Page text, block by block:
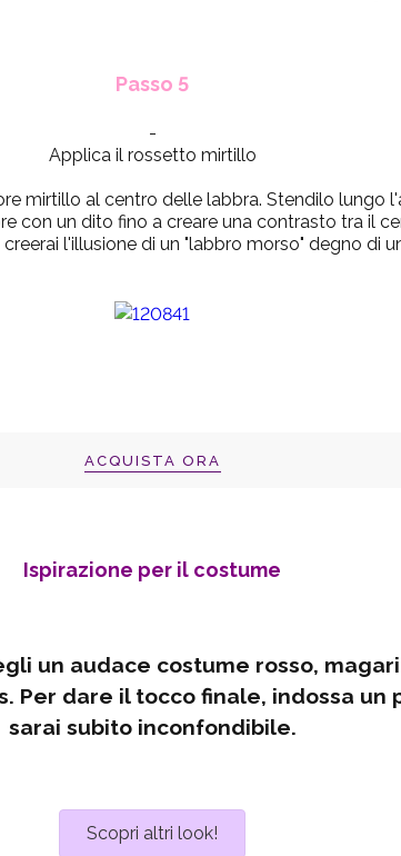
Passo 5
-
Applica il rossetto mirtillo
mirtillo al centro delle labbra. Stendilo lungo
con un dito fino a creare una contrasto tra il
l'illusione di un "labbro morso" degno di
ACQUISTA ORA
Ispirazione per il costume
un audace costume rosso,
Per dare il tocco finale, indossa un
sarai subito inconfondibile.
Scopri altri look!